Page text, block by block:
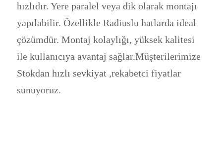
hızlıdır. Yere paralel veya dik olarak montajı
yapılabilir. Özellikle Radiuslu hatlarda ideal
çözümdür. Montaj kolaylığı, yüksek kalitesi
ile kullanıcıya avantaj sağlar.Müşterilerimize
Stokdan hızlı sevkiyat ,rekabetci fiyatlar
sunuyoruz.